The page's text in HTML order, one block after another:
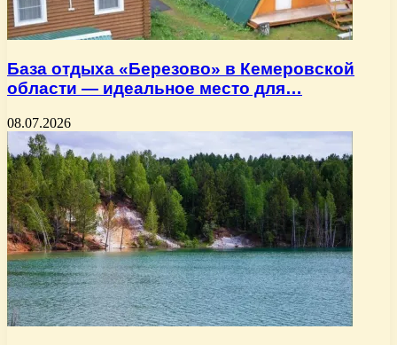
База отдыха «Березово» в Кемеровской
области — идеальное место для…
08.07.2026